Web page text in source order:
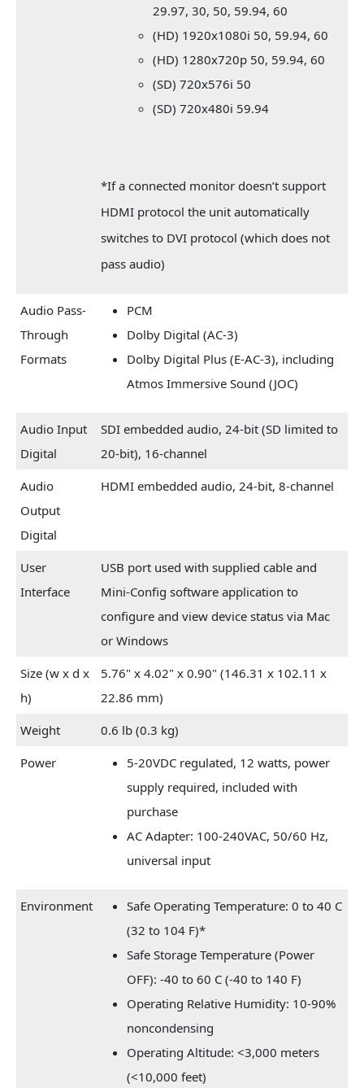
29.97, 30, 50, 59.94, 60
(HD) 1920x1080i 50, 59.94, 60
(HD) 1280x720p 50, 59.94, 60
(SD) 720x576i 50
(SD) 720x480i 59.94
*If a connected monitor doesn’t support
HDMI protocol the unit automatically
switches to DVI protocol (which does not
pass audio)
Audio Pass-
Through
Formats
PCM
Dolby Digital (AC-3)
Dolby Digital Plus (E-AC-3), including
Atmos Immersive Sound (JOC)
Audio Input
Digital
SDI embedded audio, 24-bit (SD limited to
20-bit), 16-channel
Audio
Output
Digital
HDMI embedded audio, 24-bit, 8-channel
User
Interface
USB port used with supplied cable and
Mini-Config software application to
configure and view device status via Mac
or Windows
Size (w x d x
h)
5.76" x 4.02" x 0.90" (146.31 x 102.11 x
22.86 mm)
Weight
0.6 lb (0.3 kg)
Power
5-20VDC regulated, 12 watts, power
supply required, included with
purchase
AC Adapter: 100-240VAC, 50/60 Hz,
universal input
Environment
Safe Operating Temperature: 0 to 40 C
(32 to 104 F)*
Safe Storage Temperature (Power
OFF): -40 to 60 C (-40 to 140 F)
Operating Relative Humidity: 10-90%
noncondensing
Operating Altitude: <3,000 meters
(<10,000 feet)